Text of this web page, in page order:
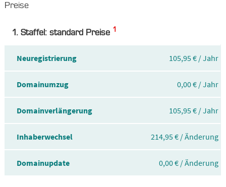
Preise
1. Staffel: standard Preise 1
Neuregistrierung 105,95 € / Jahr
Domainumzug 0,00 € / Jahr
Domainverlängerung 105,95 € / Jahr
Inhaberwechsel 214,95 € / Änderung
Domainupdate 0,00 € / Änderung